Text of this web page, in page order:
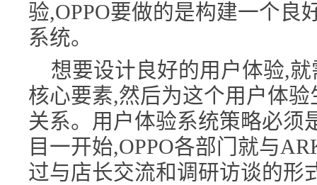
验,OPPO要做的是构建一个良
系统。
想要设计良好的用户体验,
核心要素,然后为这个用户体
关系。用户体验系统策略必须
目一开始,OPPO各部门就与
过与店长交流和调研访谈的形